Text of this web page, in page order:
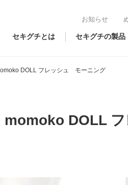
お知らせ
セキグチとは セキグチの製品
DOLL フレッシュ モーニング
momoko DOLL